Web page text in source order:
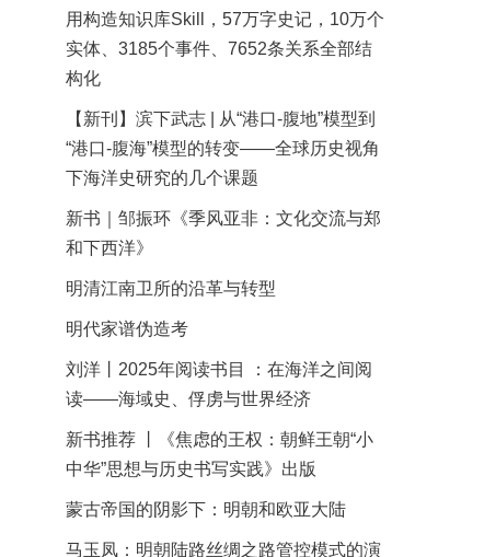
用构造知识库Skill，57万字史记，10万个
实体、3185个事件、7652条关系全部结
构化
【新刊】滨下武志 | 从“港口-腹地”模型到
“港口-腹海”模型的转变——全球历史视角
下海洋史研究的几个课题
新书｜邹振环《季风亚非：文化交流与郑
和下西洋》
明清江南卫所的沿革与转型
明代家谱伪造考
刘洋丨2025年阅读书目 ：在海洋之间阅
读——海域史、俘虏与世界经济
新书推荐 丨《焦虑的王权：朝鲜王朝“小
中华”思想与历史书写实践》出版
蒙古帝国的阴影下：明朝和欧亚大陆
马玉凤：明朝陆路丝绸之路管控模式的演